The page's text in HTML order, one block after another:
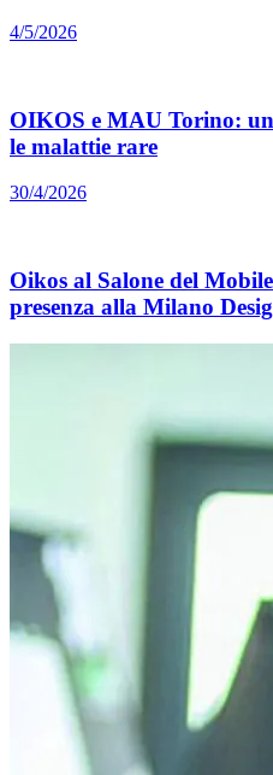
4/5/2026
OIKOS e MAU Torino:
le malattie rare
30/4/2026
Oikos al Salone del
presenza alla Milano